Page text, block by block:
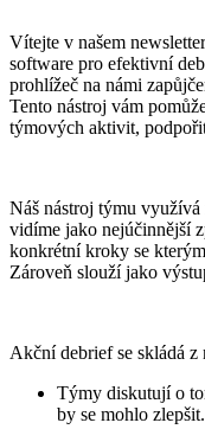
Vítejte v našem
software pro efektivní
prohlížeč na námi
Tento nástroj vám
týmových aktivit,
Náš nástroj týmu
vidíme jako nejúčinnější
konkrétní kroky se
Zároveň slouží jako
Akční debrief se skládá
Týmy diskutují o
by se mohlo zlepšit.